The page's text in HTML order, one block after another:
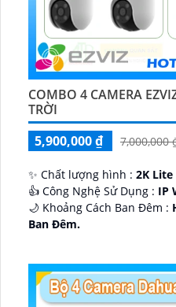
COMBO 4 CAMERA
TRỜI
5,900,000 ₫
7,000,000
✨ Chất lượng hình : 2K Lite
👍 Công Nghệ Sử Dụng : IP
🌙 Khoảng Cách Ban Đêm :
Ban Ðêm.